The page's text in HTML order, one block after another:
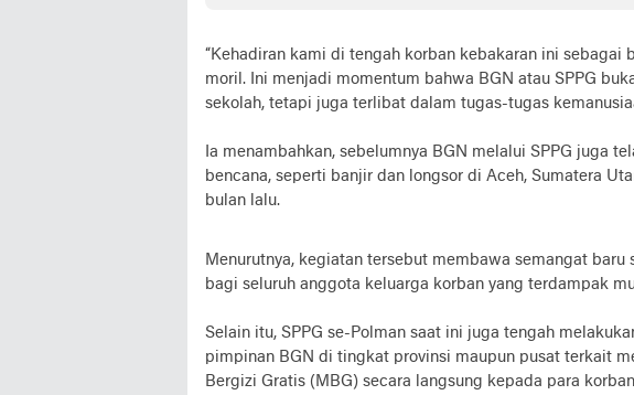
“Kehadiran kami di tengah korban kebakaran ini sebagai
moril. Ini menjadi momentum bahwa BGN atau SPPG
sekolah, tetapi juga terlibat dalam tugas-tugas
Ia menambahkan, sebelumnya BGN melalui SPPG juga
bencana, seperti banjir dan longsor di Aceh, Sumatera
bulan lalu.
Menurutnya, kegiatan tersebut membawa semangat
bagi seluruh anggota keluarga korban yang terdampak
Selain itu, SPPG se-Polman saat ini juga tengah
pimpinan BGN di tingkat provinsi maupun pusat terkait
Bergizi Gratis (MBG) secara langsung kepada para